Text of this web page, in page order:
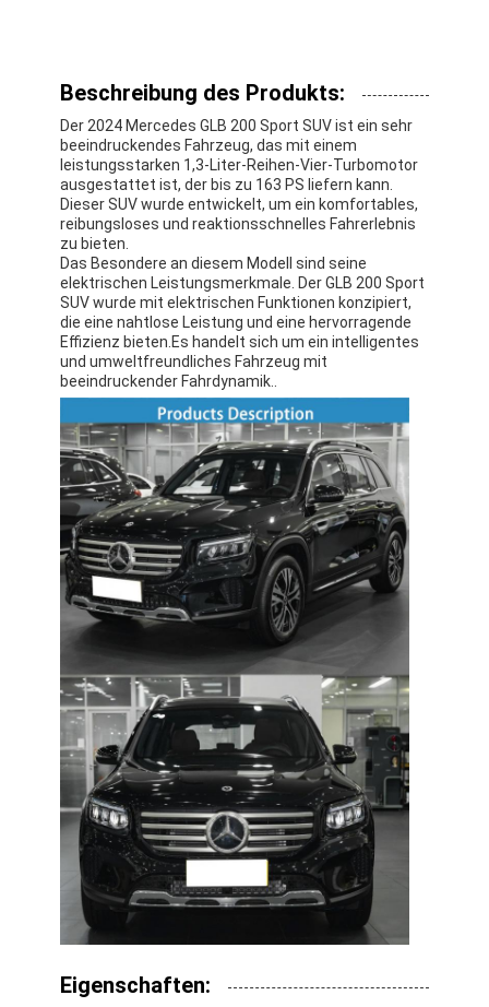
Beschreibung des Produkts:
Der 2024 Mercedes GLB 200 Sport SUV ist ein sehr
beeindruckendes Fahrzeug, das mit einem
leistungsstarken 1,3-Liter-Reihen-Vier-Turbomotor
ausgestattet ist, der bis zu 163 PS liefern kann.
Dieser SUV wurde entwickelt, um ein komfortables,
reibungsloses und reaktionsschnelles Fahrerlebnis
zu bieten.
Das Besondere an diesem Modell sind seine
elektrischen Leistungsmerkmale. Der GLB 200 Sport
SUV wurde mit elektrischen Funktionen konzipiert,
die eine nahtlose Leistung und eine hervorragende
Effizienz bieten.Es handelt sich um ein intelligentes
und umweltfreundliches Fahrzeug mit
beeindruckender Fahrdynamik..
Eigenschaften: